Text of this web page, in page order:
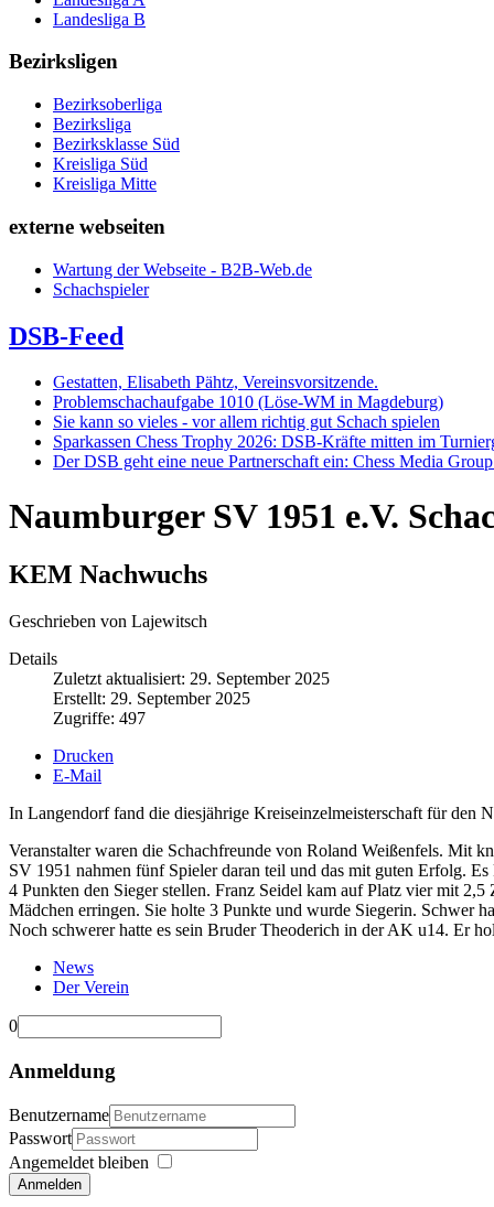
Landesliga B
Bezirksligen
Bezirksoberliga
Bezirksliga
Bezirksklasse Süd
Kreisliga Süd
Kreisliga Mitte
externe webseiten
Wartung der Webseite - B2B-Web.de
Schachspieler
DSB-Feed
Gestatten, Elisabeth Pähtz, Vereinsvorsitzende.
Problemschachaufgabe 1010 (Löse-WM in Magdeburg)
Sie kann so vieles - vor allem richtig gut Schach spielen
Sparkassen Chess Trophy 2026: DSB-Kräfte mitten im
Der DSB geht eine neue Partnerschaft ein: Chess Media
Naumburger SV 1951 e.V.
KEM Nachwuchs
Geschrieben von Lajewitsch
Details
Zuletzt aktualisiert: 29. September 2025
Erstellt: 29. September 2025
Zugriffe: 497
Drucken
E-Mail
In Langendorf fand die diesjährige Kreiseinzelmeisterschaft für den
Veranstalter waren die Schachfreunde von Roland Weißenfels. Mit
SV 1951 nahmen fünf Spieler daran teil und das mit guten Erfolg.
4 Punkten den Sieger stellen. Franz Seidel kam auf Platz vier mit
Mädchen erringen. Sie holte 3 Punkte und wurde Siegerin. Schwer
Noch schwerer hatte es sein Bruder Theoderich in der AK u14. Er
News
Der Verein
0
Anmeldung
Benutzername
Passwort
Angemeldet bleiben
Anmelden